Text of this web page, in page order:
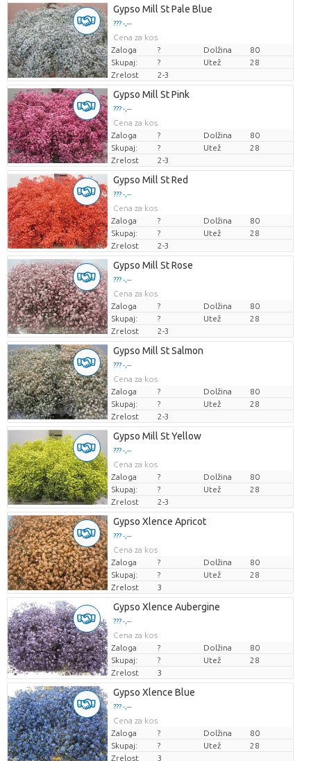
Gypso Mill St Pale Blue
??? -,--
Cena za kos
Zaloga
? Dolžina
80
Skupaj:
? Utež
28
Zrelost
2-3
Gypso Mill St Pink
??? -,--
Cena za kos
Zaloga
? Dolžina
80
Skupaj:
? Utež
28
Zrelost
2-3
Gypso Mill St Red
??? -,--
Cena za kos
Zaloga
? Dolžina
80
Skupaj:
? Utež
28
Zrelost
2-3
Gypso Mill St Rose
??? -,--
Cena za kos
Zaloga
? Dolžina
80
Skupaj:
? Utež
28
Zrelost
2-3
Gypso Mill St Salmon
??? -,--
Cena za kos
Zaloga
? Dolžina
80
Skupaj:
? Utež
28
Zrelost
2-3
Gypso Mill St Yellow
??? -,--
Cena za kos
Zaloga
? Dolžina
80
Skupaj:
? Utež
28
Zrelost
2-3
Gypso Xlence Apricot
??? -,--
Cena za kos
Zaloga
? Dolžina
80
Skupaj:
? Utež
28
Zrelost
3
Gypso Xlence Aubergine
??? -,--
Cena za kos
Zaloga
? Dolžina
80
Skupaj:
? Utež
28
Zrelost
3
Gypso Xlence Blue
??? -,--
Cena za kos
Zaloga
? Dolžina
80
Skupaj:
? Utež
28
Zrelost
3